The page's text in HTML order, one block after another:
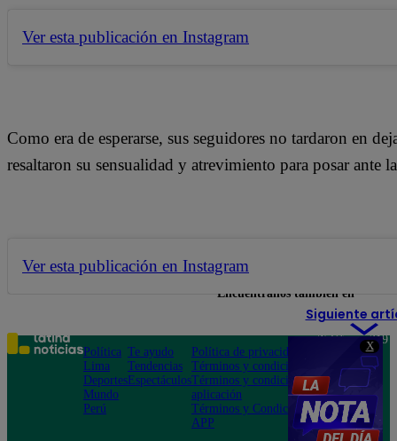
X
Ver esta publicación en Instagram
Como era de esperarse, sus seguidores no tardaron en
resaltaron su sensualidad y atrevimiento para posar ante
Ver esta publicación en Instagram
Siguiente
Encuéntranos también en
Política
Lima
Deportes
Mundo
Perú
Te ayudo
Tendencias
Espectáculos
Política de privacidad
Términos y condiciones
Términos y condiciones
aplicación
Términos y Condiciones
APP
Teléfono: 219
Av. San
Felipe 968
Jesús María